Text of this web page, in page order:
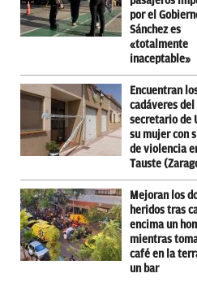
por el
Sánchez es
«totalmente
inaceptable»
Encuentran
cadáveres del
secretario de
su mujer con
de violencia
Tauste
Mejoran los
heridos tras
encima un
mientras
café en la
un bar